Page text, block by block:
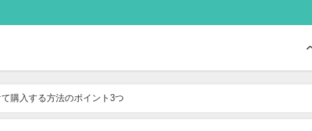
購入する方法のポイント3つ